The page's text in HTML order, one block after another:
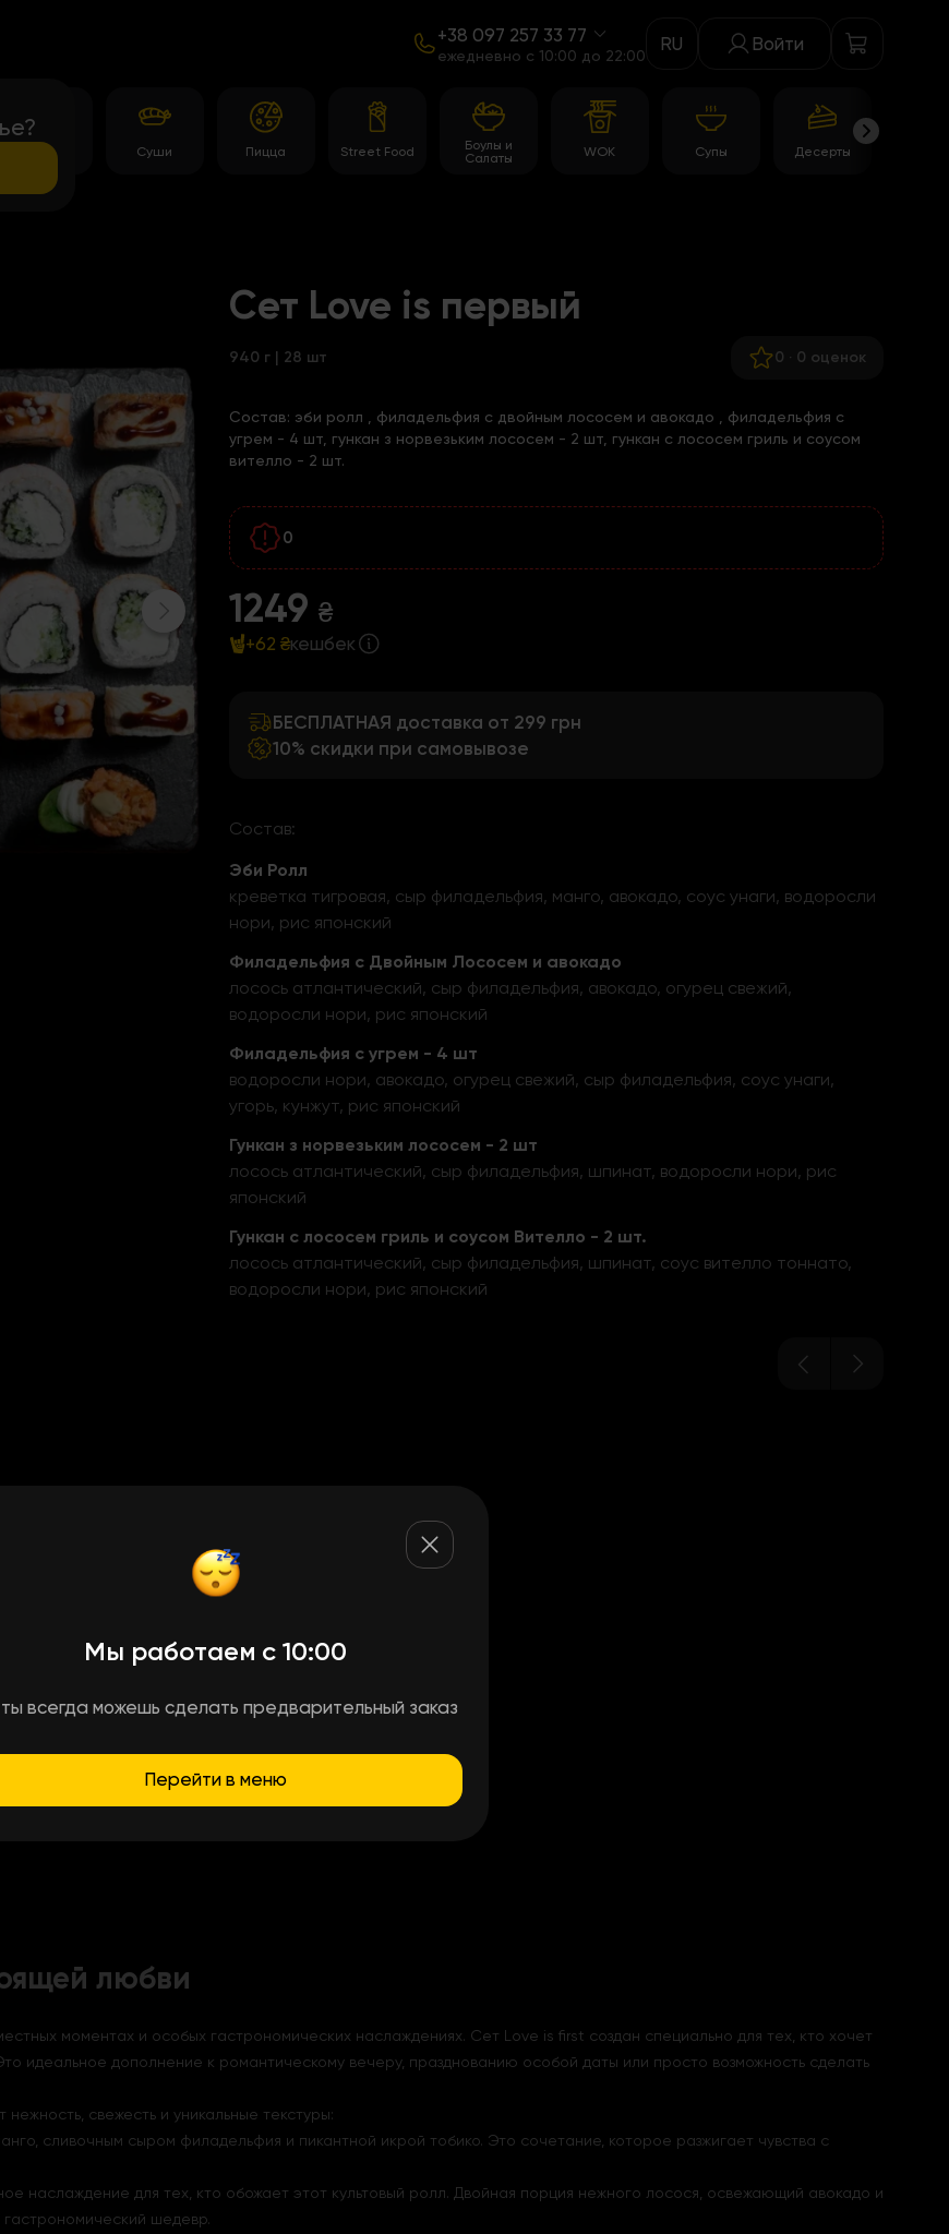
+38 097 257 33 77
ежедневно c 10:00 до 22:00
RU Войти
Роллы Суши Пицца Street Food
Боулы и
Салаты
WOK Супы Десерты
Сет Love is первый
940 г | 28 шт 0 · 0 оценок
Состав: эби ролл филадельфия с двойным лососем и авокадо , филадельфия с
угрем - 4 шт, гункан з норвезьким лососем - 2 шт, гункан с лососем гриль и соусом
вителло - 2 шт.
0
1249 ₴
+62 ₴кешбек
БЕСПЛАТНАЯ доставка от 299 грн
10% скидки при самовывозе
Состав:
Эби Ролл
креветка тигровая, сыр филадельфия, манго, авокадо, соус унаги, водоросли
нори, рис японский
Филадельфия с Двойным Лососем и авокадо
лосось атлантический, сыр филадельфия, авокадо, огурец свежий,
водоросли нори, рис японский
Филадельфия с угрем - 4 шт
водоросли нори, авокадо, огурец свежий, сыр филадельфия, соус унаги,
угорь, кунжут, рис японский
Гункан з норвезьким лососем - 2 шт
лосось атлантический, сыр филадельфия, шпинат, водоросли нори, рис
японский
Гункан с лососем гриль и соусом Вителло - 2 шт.
лосось атлантический, сыр филадельфия, шпинат, соус вителло тоннато,
водоросли нори, рис японский
любви
моментах и особых гастрономических наслаждениях. Сет Love is first создан специально для тех, кто хочет
идеальное дополнение к романтическому вечеру, празднованию особой даты или просто возможность сделать
свежесть и уникальные текстуры:
сливочным сыром филадельфия и пикантной икрой тобико. Это сочетание, которое разжигает чувства с
наслаждение для тех, кто обожает этот культовый ролл. Двойная порция нежного лосося, освежающий авокадо и
шедевр.
Мы работаем с 10:00
всегда можешь сделать предварительный заказ
Перейти в меню